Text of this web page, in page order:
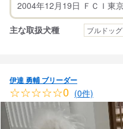
主な取扱犬種 ブルドッグ
伊達 勇輔 ブリーダー
☆☆☆☆☆0 (0件)